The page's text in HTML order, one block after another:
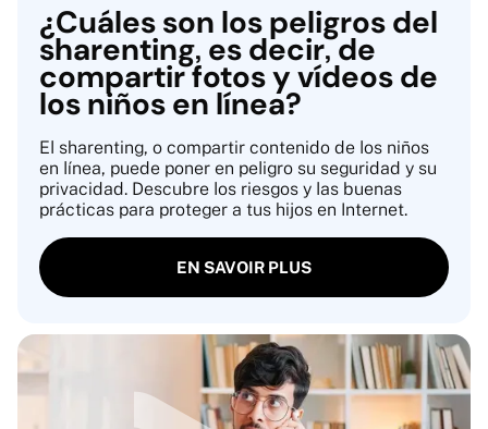
¿Cuáles son los peligros del
sharenting, es decir, de
compartir fotos y vídeos de
los niños en línea?
El sharenting, o compartir contenido de los niños
en línea, puede poner en peligro su seguridad y su
privacidad. Descubre los riesgos y las buenas
prácticas para proteger a tus hijos en Internet.
EN SAVOIR PLUS